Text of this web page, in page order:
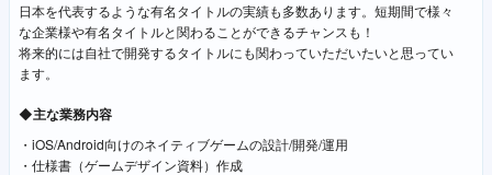
日本を代表するような有名タイトルの実績も多数あります。短期間で様々
な企業様や有名タイトルと関わることができるチャンスも！
将来的には自社で開発するタイトルにも関わっていただいたいと思ってい
ます。
◆主な業務内容
・iOS/Android向けのネイティブゲームの設計/開発/運用
・仕様書（ゲームデザイン資料）作成